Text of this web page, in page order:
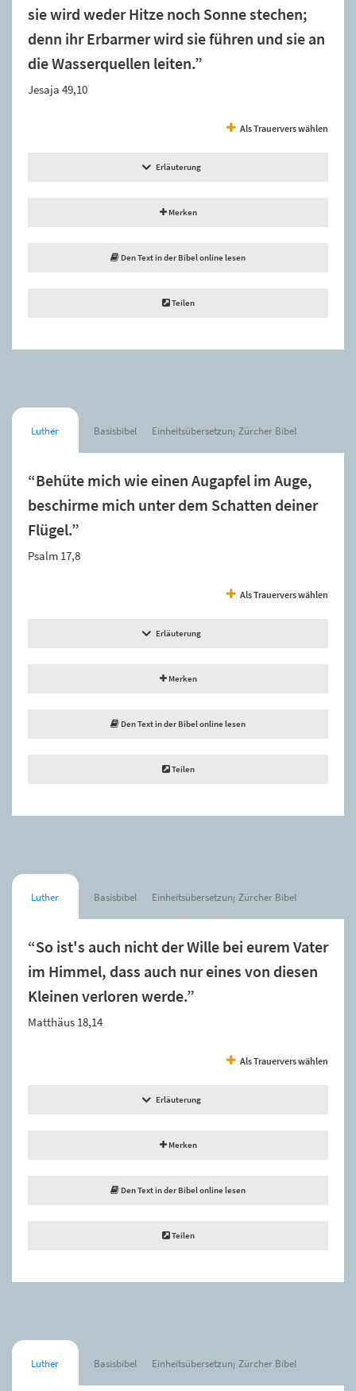
sie wird weder Hitze noch Sonne stechen;
denn ihr Erbarmer wird sie führen und sie an
die Wasserquellen leiten.”
Jesaja 49,10
Als Trauervers wählen
Erläuterung
Merken
Den Text in der Bibel online lesen
Teilen
Luther Basisbibel Einheitsübersetzung Zürcher Bibel
“Behüte mich wie einen Augapfel im Auge,
beschirme mich unter dem Schatten deiner
Flügel.”
Psalm 17,8
Als Trauervers wählen
Erläuterung
Merken
Den Text in der Bibel online lesen
Teilen
Luther Basisbibel Einheitsübersetzung Zürcher Bibel
“So ist's auch nicht der Wille bei eurem Vater
im Himmel, dass auch nur eines von diesen
Kleinen verloren werde.”
Matthäus 18,14
Als Trauervers wählen
Erläuterung
Merken
Den Text in der Bibel online lesen
Teilen
Luther Basisbibel Einheitsübersetzung Zürcher Bibel